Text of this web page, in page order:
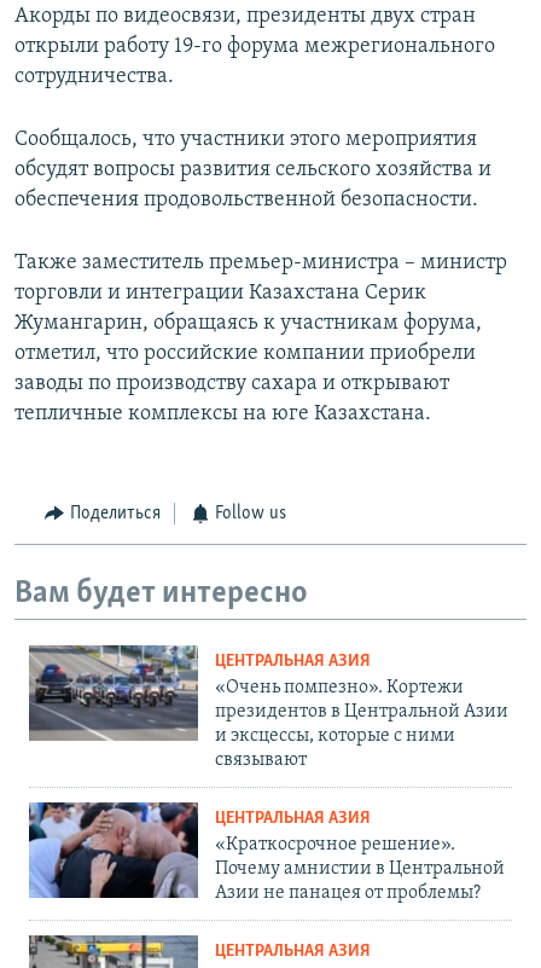
Акорды по видеосвязи, президенты двух стран
открыли работу 19-го форума межрегионального
сотрудничества.
Сообщалось, что участники этого мероприятия
обсудят вопросы развития сельского хозяйства и
обеспечения продовольственной безопасности.
Также заместитель премьер-министра – министр
торговли и интеграции Казахстана Серик
Жумангарин, обращаясь к участникам форума,
отметил, что российские компании приобрели
заводы по производству сахара и открывают
тепличные комплексы на юге Казахстана.
Поделиться Follow us
Вам будет интересно
ЦЕНТРАЛЬНАЯ АЗИЯ
«Очень помпезно». Кортежи
президентов в Центральной Азии
и эксцессы, которые с ними
связывают
ЦЕНТРАЛЬНАЯ АЗИЯ
«Краткосрочное решение».
Почему амнистии в Центральной
Азии не панацея от проблемы?
ЦЕНТРАЛЬНАЯ АЗИЯ